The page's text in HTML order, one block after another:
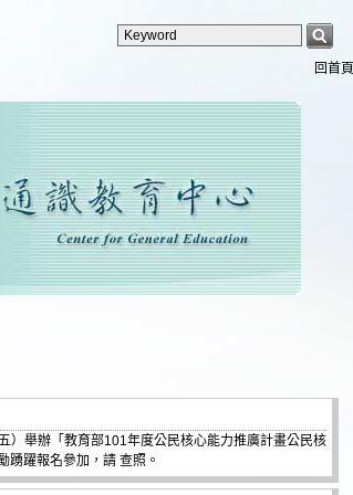
回首頁
）舉辦「教育部101年度公民核心能力推廣計畫公民核
踴躍報名參加，請 查照。